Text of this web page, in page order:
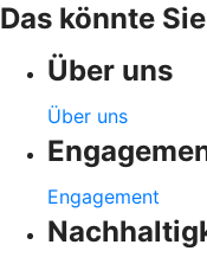
Das könnte
Über uns
Über uns
Engagement